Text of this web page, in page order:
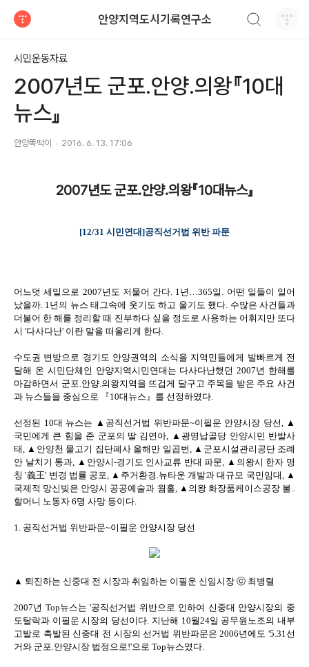
안양지역도시기록연구소
시민운동자료
2007년도 군포.안양.의왕『10대
뉴스』
안양똑딱이 2016. 6. 13. 17:06
2007년도 군포.안양.의왕『10대뉴스』
[12/31 시민연대]공직선거법 위반 파문
어느덧 세밑으로 2007년도 저물어 간다. 1년…365일. 어떤 일들이 일어
났을까. 1년의 뉴스 태그속에 웃기도 하고 울기도 했다. 수많은 사건들과
더불어 한 해를 정리할 때 진부하다 싶을 정도로 사용하는 어휘지만 또다
시 '다사다난' 이란 말을 떠울리게 한다.
수도권 변방으로 경기도 안양권역의 소식을 지역민들에게 발빠르게 전
달해 온 시민단체인 안양지역시민연대는 다사다난했던 2007년 한해를
마감하면서 군포.안양.의왕지역을 뜨겁게 달구고 주목을 받은 주요 사건
과 뉴스들을 중심으로 『10대뉴스』를 선정하였다.
선정된 10대 뉴스는 ▲공직선거법 위반파문~이필운 안양시장 당선, ▲
국민에게 큰 힘을 준 군포의 딸 김연아, ▲광명납골당 안양시민 반발사
태, ▲안양천 물고기 집단폐사 올해만 일곱번, ▲군포시설관리공단 조례
안 날치기 통과, ▲안양시-경기도 인사교류 반대 파문, ▲의왕시 한자 명
칭 '義王' 변경 법률 공포, ▲주거환경.뉴타운 개발과 대규모 국민임대, ▲
국제적 망신빚은 안양시 공공예술과 웜홀, ▲의왕 화장품케이스공장 불..
할머니 노동자 6명 사망 등이다.
1. 공직선거법 위반파문~이필운 안양시장 당선
▲ 퇴진하는 신중대 전 시장과 취임하는 이필운 신임시장 ⓒ 최병렬
2007년 Top뉴스는 '공직선거법 위반으로 인하여 신중대 안양시장의 중
도탈락과 이필운 시장의 당선이다. 지난해 10월24일 공무원노조의 내부
고발로 촉발된 신중대 전 시장의 선거법 위반파문은 2006년에도 '5.31선
거와 군포.안양시장 법정으로!'으로 Top뉴스였다.